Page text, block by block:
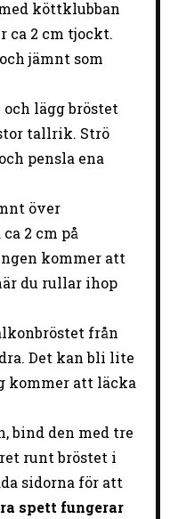
köttklubban
ca 2 cm tjockt.
jämnt som
lägg bröstet
tallrik. Strö
pensla ena
över
2 cm på
kommer att
du rullar ihop
från
Det kan bli lite
att läcka
bind den med tre
runt bröstet i
sidorna för att
spett fungerar